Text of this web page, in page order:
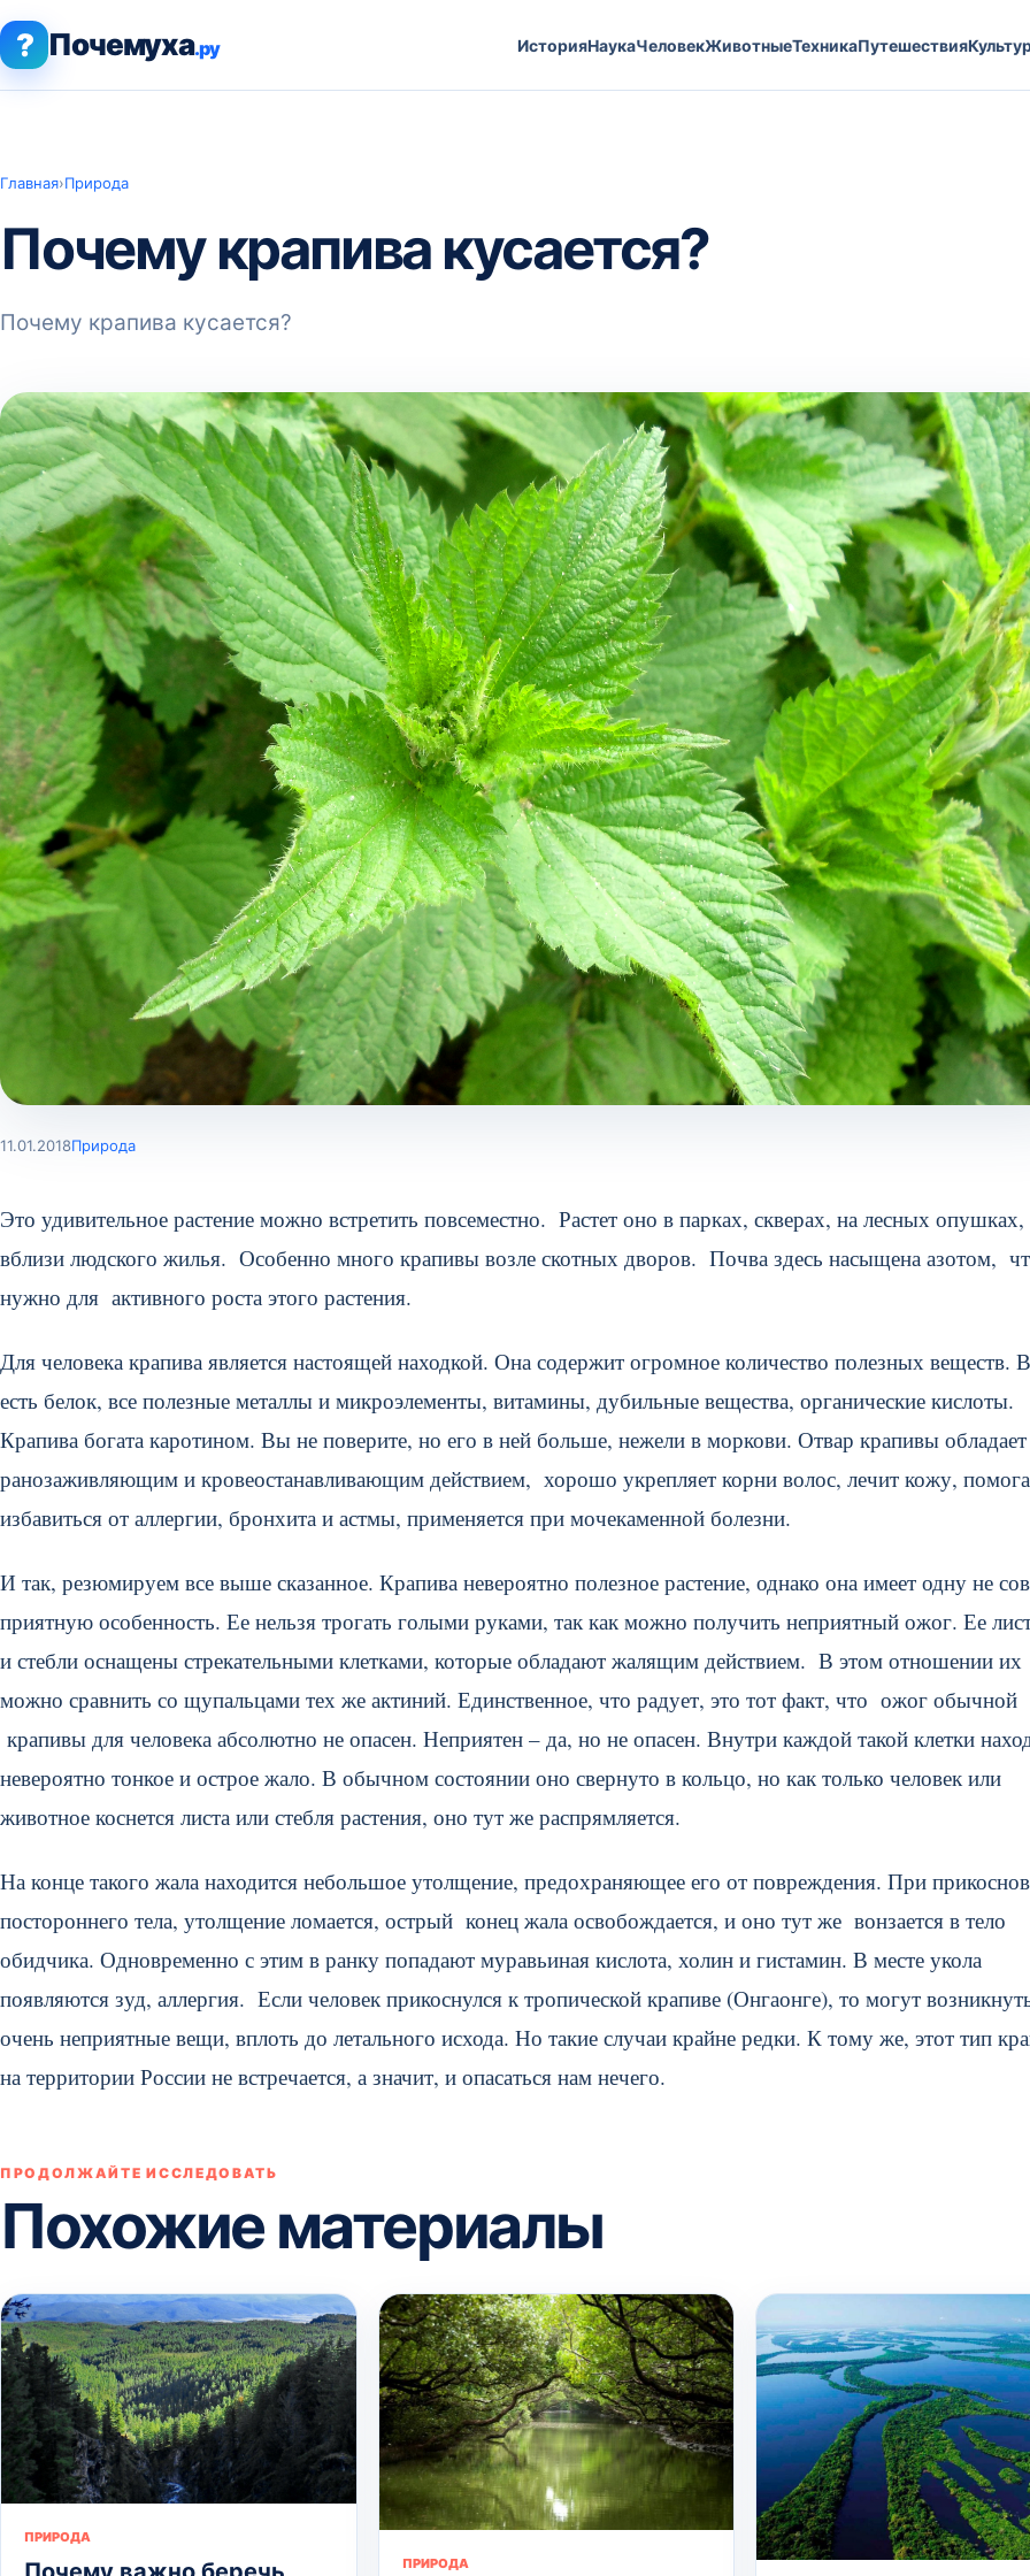
? Почемуха.ру ИсторияНаукаЧеловекЖивотныеТехникаПутешествия
Главная›Природа
Почему крапива кусается?
Почему крапива кусается?
11.01.2018Природа
Это удивительное растение можно встретить повсеместно. Растет оно в парках, скверах, на лесных опушках,
вблизи людского жилья. Особенно много крапивы возле скотных дворов. Почва здесь насыщена азотом,
нужно для активного роста этого растения.
Для человека крапива является настоящей находкой. Она содержит огромное количество полезных веществ.
есть белок, все полезные металлы и микроэлементы, витамины, дубильные вещества, органические кислоты.
Крапива богата каротином. Вы не поверите, но его в ней больше, нежели в моркови. Отвар крапивы обладает
ранозаживляющим и кровеостанавливающим действием, хорошо укрепляет корни волос, лечит кожу,
избавиться от аллергии, бронхита и астмы, применяется при мочекаменной болезни.
И так, резюмируем все выше сказанное. Крапива невероятно полезное растение, однако она имеет одну не
приятную особенность. Ее нельзя трогать голыми руками, так как можно получить неприятный ожог. Ее
и стебли оснащены стрекательными клетками, которые обладают жалящим действием. В этом отношении их
можно сравнить со щупальцами тех же актиний. Единственное, что радует, это тот факт, что ожог обычной
крапивы для человека абсолютно не опасен. Неприятен – да, но не опасен. Внутри каждой такой клетки
невероятно тонкое и острое жало. В обычном состоянии оно свернуто в кольцо, но как только человек или
животное коснется листа или стебля растения, оно тут же распрямляется.
На конце такого жала находится небольшое утолщение, предохраняющее его от повреждения. При
постороннего тела, утолщение ломается, острый конец жала освобождается, и оно тут же вонзается в тело
обидчика. Одновременно с этим в ранку попадают муравьиная кислота, холин и гистамин. В месте укола
появляются зуд, аллергия. Если человек прикоснулся к тропической крапиве (Онгаонге), то могут
очень неприятные вещи, вплоть до летального исхода. Но такие случаи крайне редки. К тому же, этот тип
на территории России не встречается, а значит, и опасаться нам нечего.
ПРОДОЛЖАЙТЕ ИССЛЕДОВАТЬ
Похожие материалы
ПРИРОДА
ПРИРОДА